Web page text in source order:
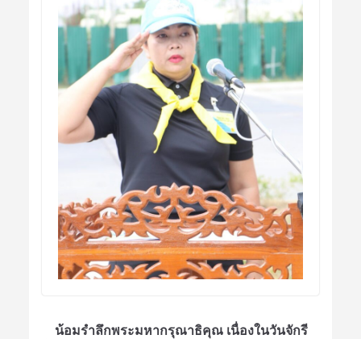
น้อมรำลึกพระมหากรุณาธิคุณ เนื่องในวันจักรี